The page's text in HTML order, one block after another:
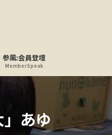
参風:会員登壇
MemberSpeak
あゆ